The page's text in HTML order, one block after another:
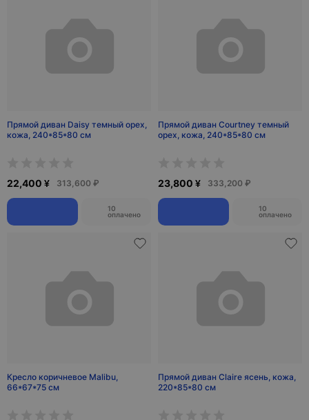
Прямой диван Daisy темный орех,
кожа, 240*85*80 см
22,400 ¥ 313,600 ₽
10
оплачено
Прямой диван Courtney темный
орех, кожа, 240*85*80 см
23,800 ¥ 333,200 ₽
10
оплачено
Кресло коричневое Malibu,
66*67*75 см
Прямой диван Claire ясень, кожа,
220*85*80 см